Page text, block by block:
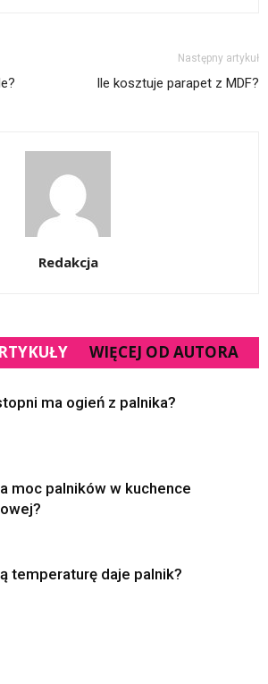
Następny artykuł
Ile kosztuje parapet z MDF?
Redakcja
WIĘCEJ OD AUTORA
ma ogień z palnika?
moc palników w kuchence
temperaturę daje palnik?